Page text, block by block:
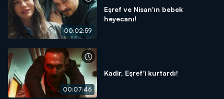
00:02:59
Eşref ve Nisan'ın bebek
heyecanı!
00:07:46
Kadir, Eşref'i kurtardı!